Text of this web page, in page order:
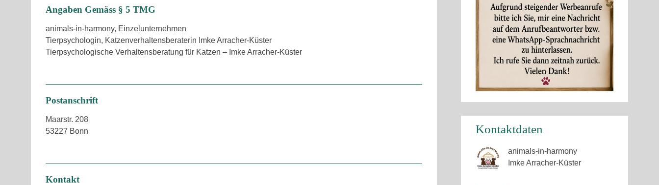
Angaben Gemäss § 5 TMG
animals-in-harmony, Einzelunternehmen
Tierpsychologin, Katzenverhaltensberaterin Imke Arracher-Küster
Tierpsychologische Verhaltensberatung für Katzen – Imke Arracher-Küster
Postanschrift
Maarstr. 208
53227 Bonn
Kontakt
Kontaktdaten
animals-in-harmony
Imke Arracher-Küster